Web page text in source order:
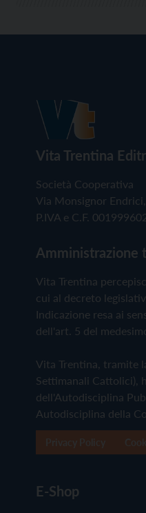
Vita Trentina
Società Cooperativa
Via Monsignor
P.IVA e C.F.
Amministrazione
Vita Trentina
cui al decreto
Indicazione resa ai
dell'art. 5 del
Vita Trentina, tramite
Settimanali Cattolici),
dell'Autodisciplina
Autodisciplina della
E-Shop